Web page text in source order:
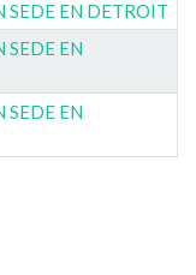
SEDE EN DETROIT
SEDE EN
SEDE EN